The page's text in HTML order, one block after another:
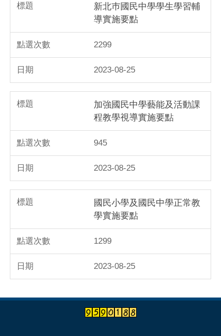
新北巿國民中學學生學習輔
導實施要點
2299
2023-08-25
加強國民中學藝能及活動課
程教學視導實施要點
945
2023-08-25
國民小學及國民中學正常教
學實施要點
1299
2023-08-25